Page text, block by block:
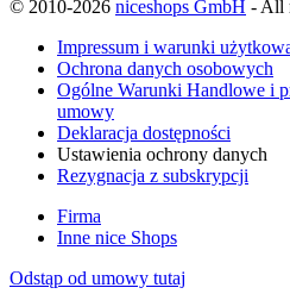
© 2010-2026 niceshops GmbH - All
Impressum i warunki
Ochrona danych osobowych
Ogólne Warunki Handlowe i
umowy
Deklaracja dostępności
Ustawienia ochrony danych
Rezygnacja z subskrypcji
Firma
Inne nice Shops
Odstąp od umowy tutaj